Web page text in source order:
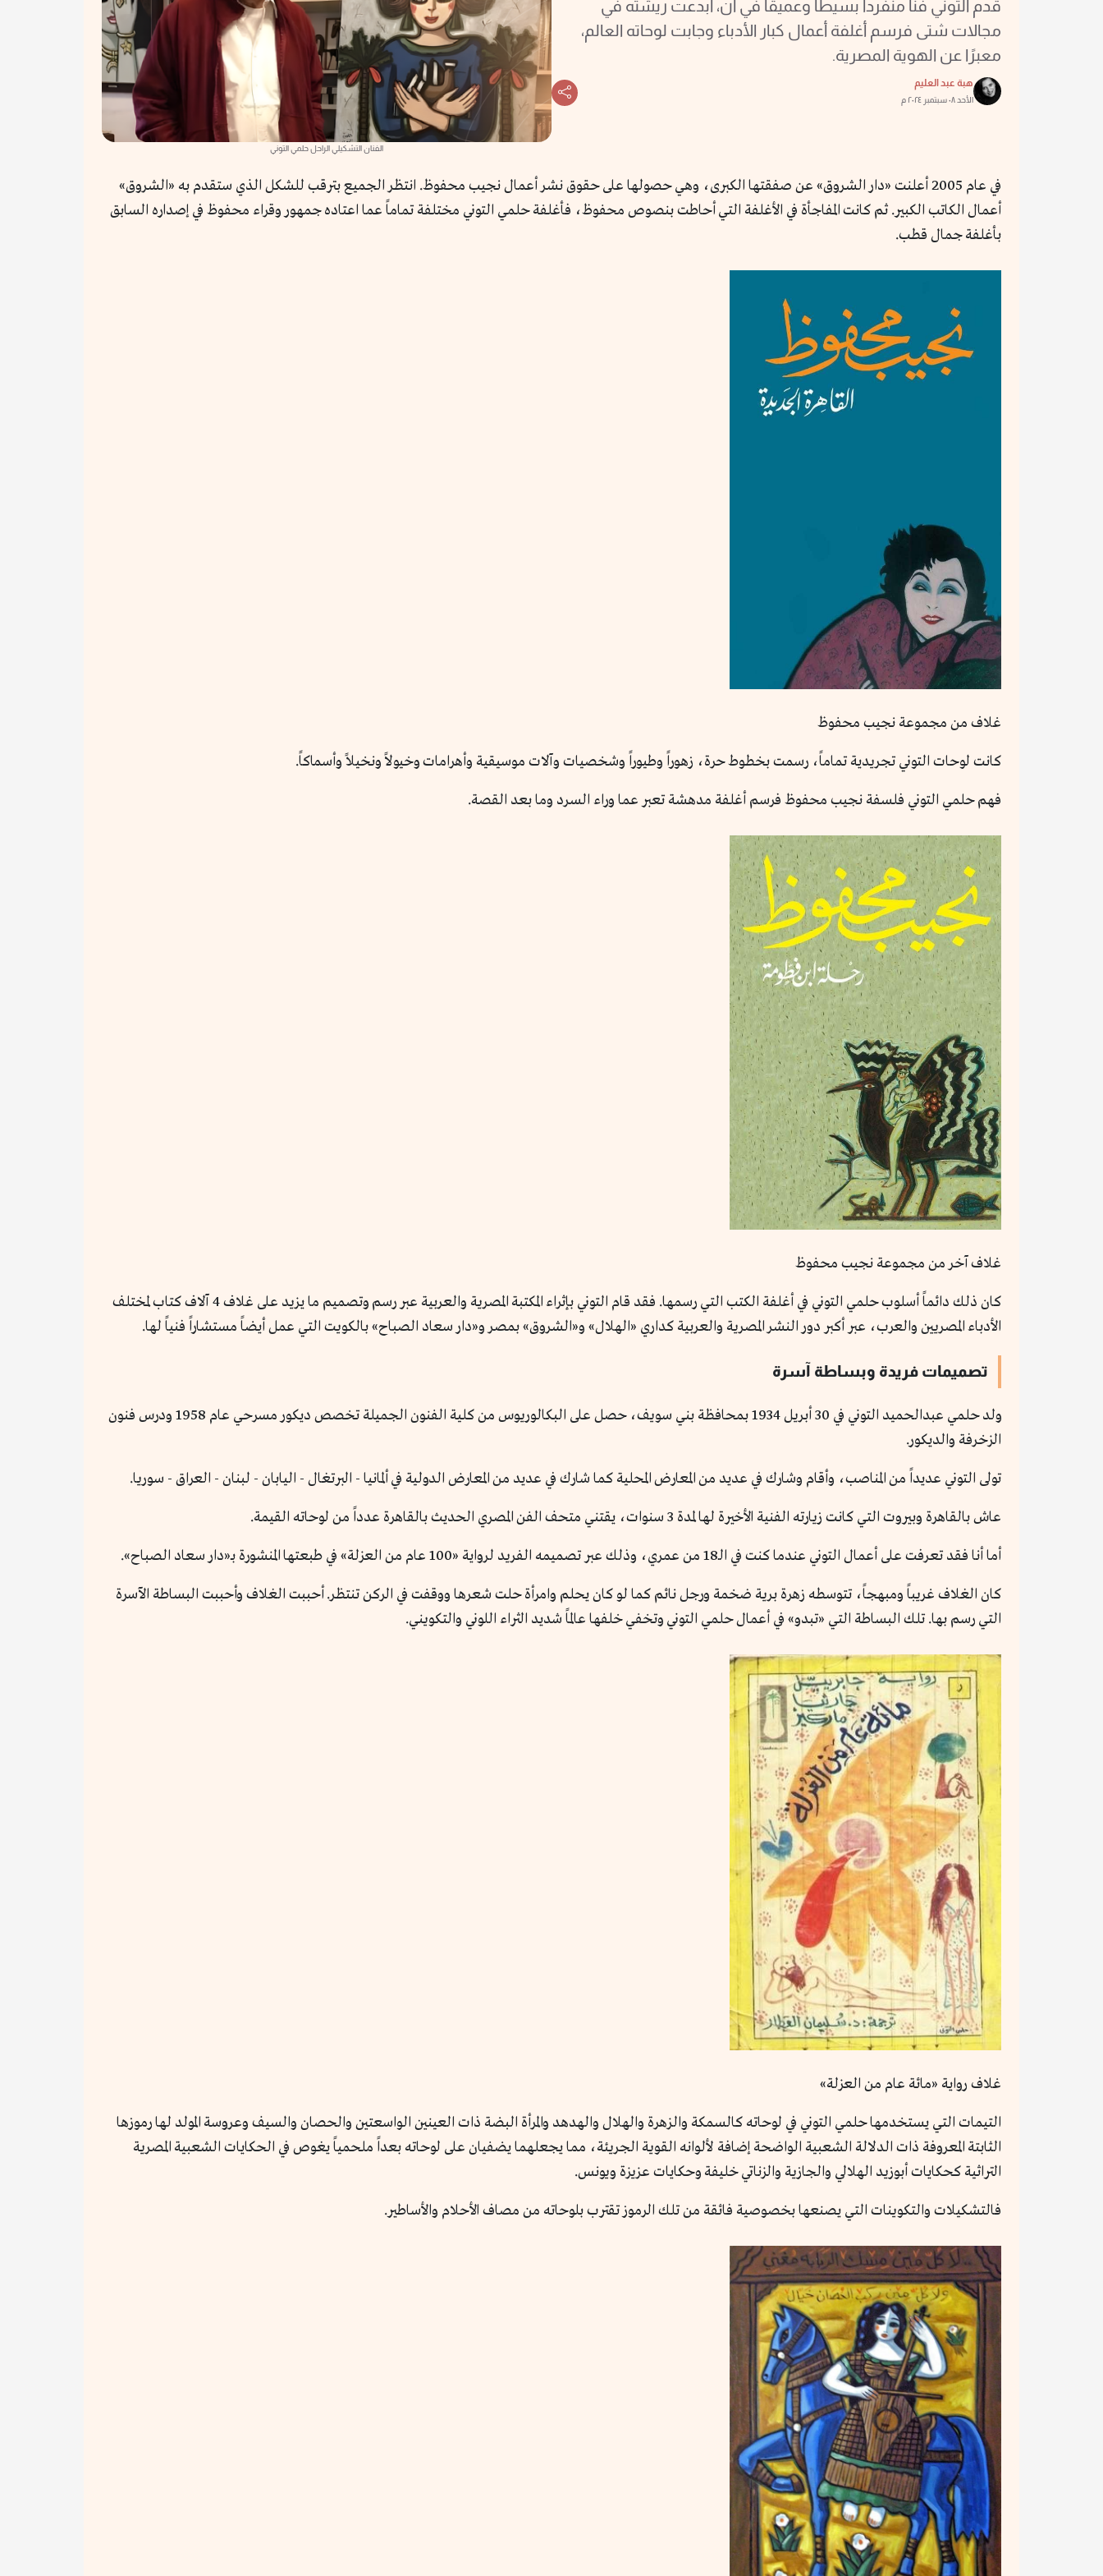
قدم التوني فناً منفرداً بسيطاً وعميقاً في آن، أبدعت ريشته في
مجالات شتى فرسم أغلفة أعمال كبار الأدباء وجابت لوحاته العالم،
معبرًا عن الهوية المصرية.
هبة عبد العليم
الأحد ٠٨ سبتمبر ٢٠٢٤ م
الفنان التشكيلي الراحل حلمي التوني
في عام 2005 أعلنت «دار الشروق» عن صفقتها الكبرى، وهي حصولها على حقوق نشر أعمال نجيب محفوظ. انتظر الجميع بترقب للشكل الذي ستقدم به «الشروق»
أعمال الكاتب الكبير. ثم كانت المفاجأة في الأغلفة التي أحاطت بنصوص محفوظ، فأغلفة حلمي التوني مختلفة تماماً عما اعتاده جمهور وقراء محفوظ في إصداره السابق
بأغلفة جمال قطب.
غلاف من مجموعة نجيب محفوظ
كانت لوحات التوني تجريدية تماماً، رسمت بخطوط حرة، زهوراً وطيوراً وشخصيات وآلات موسيقية وأهرامات وخيولاً ونخيلاً وأسماكاً.
فهم حلمي التوني فلسفة نجيب محفوظ فرسم أغلفة مدهشة تعبر عما وراء السرد وما بعد القصة.
غلاف آخر من مجموعة نجيب محفوظ
كان ذلك دائماً أسلوب حلمي التوني في أغلفة الكتب التي رسمها. فقد قام التوني بإثراء المكتبة المصرية والعربية عبر رسم وتصميم ما يزيد على غلاف 4 آلاف كتاب لمختلف
الأدباء المصريين والعرب، عبر أكبر دور النشر المصرية والعربية كداري «الهلال» و«الشروق» بمصر و«دار سعاد الصباح» بالكويت التي عمل أيضاً مستشاراً فنياً لها.
تصميمات فريدة وبساطة آسرة
ولد حلمي عبدالحميد التوني في 30 أبريل 1934 بمحافظة بني سويف، حصل على البكالوريوس من كلية الفنون الجميلة تخصص ديكور مسرحي عام 1958 ودرس فنون
الزخرفة والديكور.
تولى التوني عديداً من المناصب، وأقام وشارك في عديد من المعارض المحلية كما شارك في عديد من المعارض الدولية في ألمانيا - البرتغال - اليابان - لبنان - العراق - سوريا.
عاش بالقاهرة وبيروت التي كانت زيارته الفنية الأخيرة لها لمدة 3 سنوات، يقتني متحف الفن المصري الحديث بالقاهرة عدداً من لوحاته القيمة.
أما أنا فقد تعرفت على أعمال التوني عندما كنت في الـ18 من عمري، وذلك عبر تصميمه الفريد لرواية «100 عام من العزلة» في طبعتها المنشورة بـ«دار سعاد الصباح».
كان الغلاف غريباً ومبهجاً، تتوسطه زهرة برية ضخمة ورجل نائم كما لو كان يحلم وامرأة حلت شعرها ووقفت في الركن تنتظر. أحببت الغلاف وأحببت البساطة الآسرة
التي رسم بها. تلك البساطة التي «تبدو» في أعمال حلمي التوني وتخفي خلفها عالماً شديد الثراء اللوني والتكويني.
غلاف رواية «مائة عام من العزلة»
التيمات التي يستخدمها حلمي التوني في لوحاته كالسمكة والزهرة والهلال والهدهد والمرأة البضة ذات العينين الواسعتين والحصان والسيف وعروسة المولد لها رموزها
الثابتة المعروفة ذات الدلالة الشعبية الواضحة إضافة لألوانه القوية الجريئة، مما يجعلهما يضفيان على لوحاته بعداً ملحمياً يغوص في الحكايات الشعبية المصرية
التراثية كحكايات أبوزيد الهلالي والجازية والزناتي خليفة وحكايات عزيزة ويونس.
فالتشكيلات والتكوينات التي يصنعها بخصوصية فائقة من تلك الرموز تقترب بلوحاته من مصاف الأحلام والأساطير.